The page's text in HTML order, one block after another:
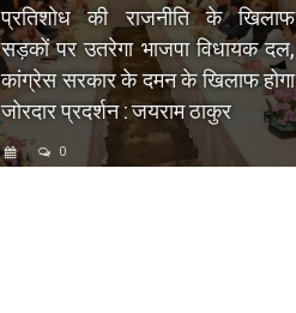
प्रतिशोध की राजनीति के खिलाफ
सड़कों पर उतरेगा भाजपा विधायक दल,
कांग्रेस सरकार के दमन के खिलाफ होगा
जोरदार प्रदर्शन : जयराम ठाकुर
0